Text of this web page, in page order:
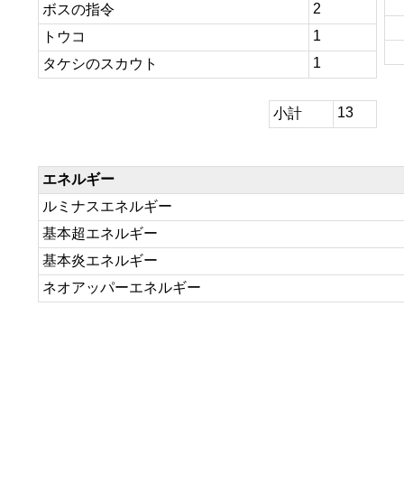
ボスの指令
2
トウコ
1
タケシのスカウト
1
小計 13
エネルギー
ルミナスエネルギー
基本超エネルギー
基本炎エネルギー
ネオアッパーエネルギー